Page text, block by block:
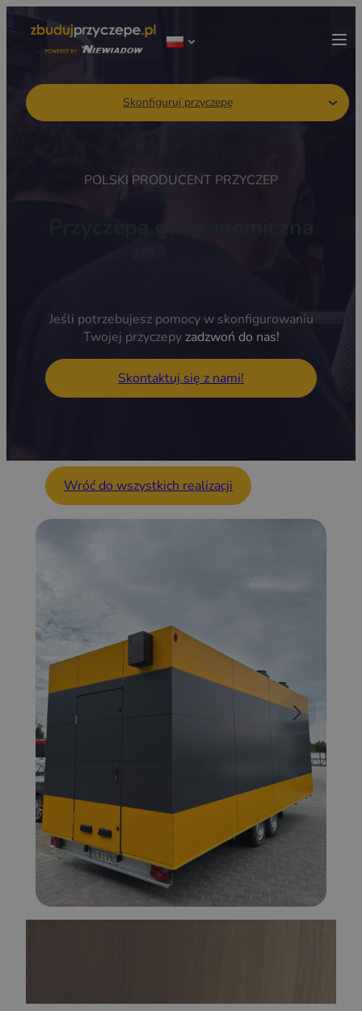
Skonfiguruj przyczepę
POLSKI PRODUCENT PRZYCZEP
Jeśli potrzebujesz pomocy w skonfigurowaniu
Twojej przyczepy zadzwoń do nas!
Skontaktuj się z nami!
Wróć do wszystkich realizacji